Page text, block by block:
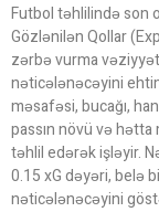
Futbol təhlilində son
Gözlənilən Qollar
zərbə vurma
nəticələnəcəyini
məsafəsi, bucağı,
passın növü və
təhlil edərək işləyir.
0.15 xG dəyəri, belə
nəticələnəcəyini